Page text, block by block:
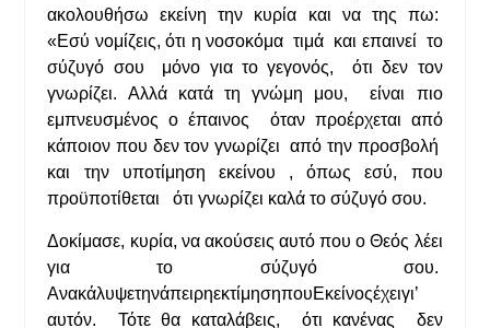
ακολουθήσω εκείνη την κυρία και να της πω:
«Εσύ νομίζεις, ότι η νοσοκόμα τιμά και επαινεί το
σύζυγό σου μόνο για το γεγονός, ότι δεν τον
γνωρίζει. Αλλά κατά τη γνώμη μου, είναι πιο
εμπνευσμένος ο έπαινος όταν προέρχεται από
κάποιον που δεν τον γνωρίζει από την προσβολή
και την υποτίμηση εκείνου , όπως εσύ, που
προϋποτίθεται ότι γνωρίζει καλά το σύζυγό σου.
Δοκίμασε, κυρία, να ακούσεις αυτό που ο Θεός λέει
για το σύζυγό σου.
ΑνακάλυψετηνάπειρηεκτίμησηπουΕκείνοςέχειγι’
αυτόν. Τότε θα καταλάβεις, ότι κανένας δεν